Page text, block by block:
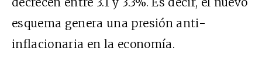
esquema genera una presión anti-
inflacionaria en la economía.